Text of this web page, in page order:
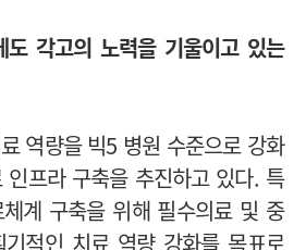
각고의 노력을 기울이고 있는
역량을 빅5 병원 수준으로 강화
인프라 구축을 추진하고 있다. 특
계 구축을 위해 필수의료 및 중
적인 치료 역량 강화를 목표로